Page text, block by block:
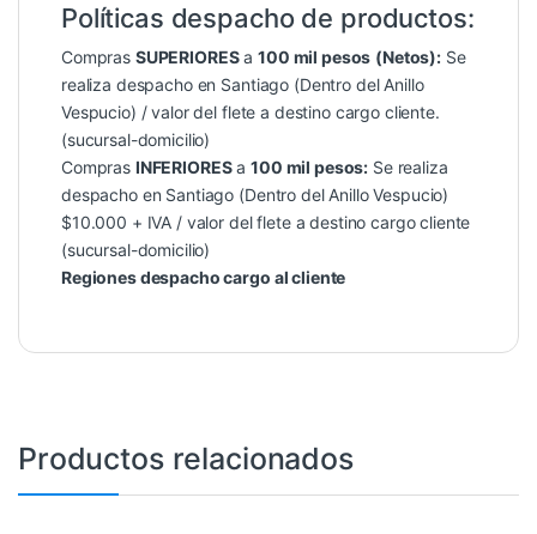
Políticas despacho de productos:
Compras SUPERIORESa100 mil pesos (Netos): Se
realiza despacho en Santiago (Dentro del Anillo
Vespucio) / valor del flete a destino cargo cliente.
(sucursal-domicilio)
Compras INFERIORESa100 mil pesos: Se realiza
despacho en Santiago (Dentro del Anillo Vespucio)
$10.000 + IVA / valor del flete a destino cargo cliente
(sucursal-domicilio)
Regiones despacho cargo al cliente
Productos relacionados